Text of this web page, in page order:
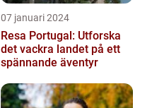
07 januari 2024
Resa Portugal: Utforska
det vackra landet på ett
spännande äventyr